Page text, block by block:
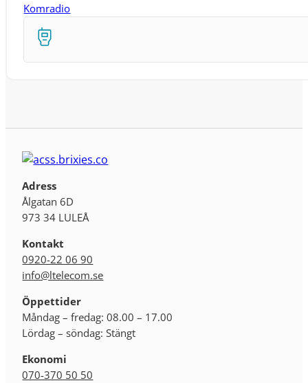
Komradio
Adress
Ålgatan 6D
973 34 LULEÅ
Kontakt
0920-22 06 90
info@ltelecom.se
Öppettider
Måndag – fredag: 08.00 – 17.00
Lördag – söndag: Stängt
Ekonomi
070-370 50 50